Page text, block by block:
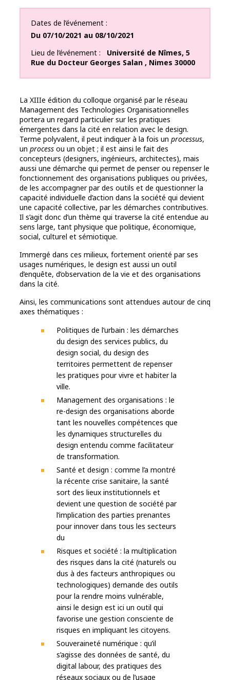
Dates de l’événement
Du 07/10/2021 au 08/10/2021
Lieu de l’événement
Université de Nîmes, 5
Rue du Docteur Georges Salan , Nimes 30000
La XIIIe édition du colloque organisé par le réseau
Management des Technologies Organisationnelles
portera un regard particulier sur les pratiques
émergentes dans la cité en relation avec le design.
Terme polyvalent, il peut indiquer à la fois un processus,
un process ou un objet ; il est ainsi le fait des
concepteurs (designers, ingénieurs, architectes), mais
aussi une démarche qui permet de penser ou repenser le
fonctionnement des organisations publiques ou privées,
de les accompagner par des outils et de questionner la
capacité individuelle d’action dans la société qui devient
une capacité collective, par les démarches contributives.
Il s’agit donc d’un thème qui traverse la cité entendue au
sens large, tant physique que politique, économique,
social, culturel et sémiotique.
Immergé dans ces milieux, fortement orienté par ses
usages numériques, le design est aussi un outil
d’enquête, d’observation de la vie et des organisations
dans la cité.
Ainsi, les communications sont attendues autour de cinq
axes thématiques :
Politiques de l’urbain : les démarches
du design des services publics, du
design social, du design des
territoires permettent de repenser
les pratiques pour vivre et habiter la
ville.
Management des organisations : le
re-design des organisations aborde
tant les nouvelles compétences que
les dynamiques structurelles du
design entendu comme facilitateur
de transformation.
Santé et design : comme l’a montré
la récente crise sanitaire, la santé
sort des lieux institutionnels et
devient une question de société par
l’implication des parties prenantes
pour innover dans tous les secteurs
du
Risques et société : la multiplication
des risques dans la cité (naturels ou
dus à des facteurs anthropiques ou
technologiques) demande des outils
pour la rendre moins vulnérable,
ainsi le design est ici un outil qui
favorise une gestion consciente de
risques en impliquant les citoyens.
Souveraineté numérique : qu’il
s’agisse des données de santé, du
digital labour, des pratiques des
réseaux sociaux ou de l’usage